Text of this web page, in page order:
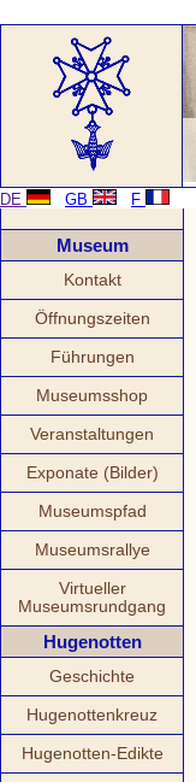
DE GB F
Museum
Kontakt
Öffnungszeiten
Führungen
Museumsshop
Veranstaltungen
Exponate (Bilder)
Museumspfad
Museumsrallye
Virtueller
Museumsrundgang
Hugenotten
Geschichte
Hugenottenkreuz
Hugenotten-Edikte